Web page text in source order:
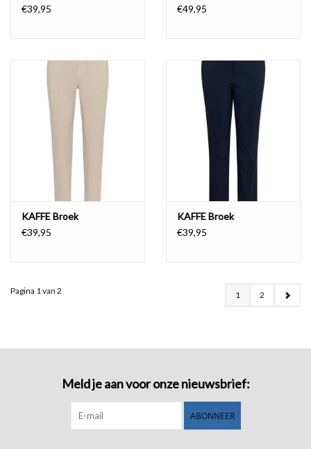
€39,95
€49,95
KAFFE Broek
€39,95
KAFFE Broek
€39,95
Pagina 1 van 2 1 2
Meld je aan voor onze nieuwsbrief:
ABONNEER